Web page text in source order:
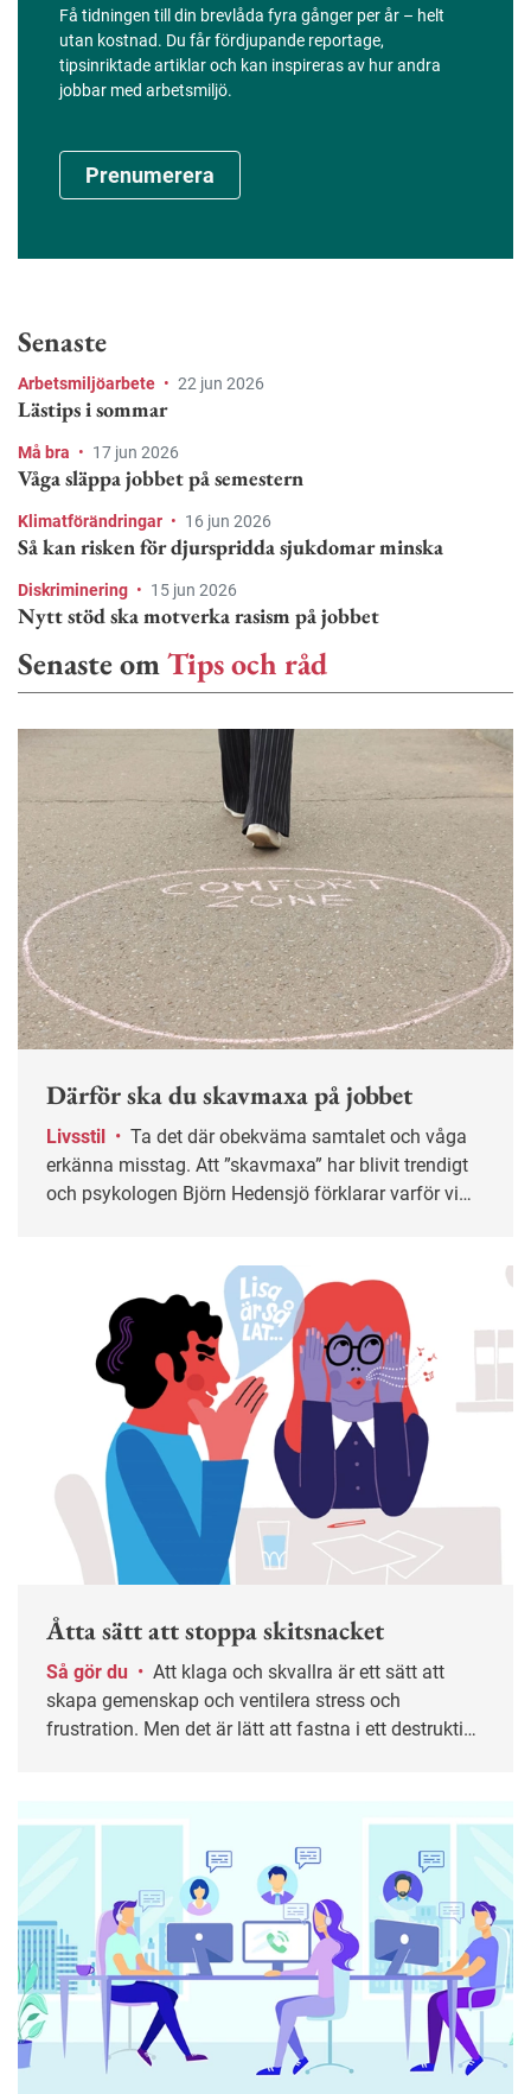
Få tidningen till din brevlåda fyra gånger per år – helt
utan kostnad. Du får fördjupande reportage,
tipsinriktade artiklar och kan inspireras av hur andra
jobbar med arbetsmiljö.
Prenumerera
Senaste
Arbetsmiljöarbete • 22 jun 2026
Lästips i sommar
Må bra • 17 jun 2026
Våga släppa jobbet på semestern
Klimatförändringar • 16 jun 2026
Så kan risken för djurspridda sjukdomar minska
Diskriminering • 15 jun 2026
Nytt stöd ska motverka rasism på jobbet
Senaste omTips och råd
Därför ska du skavmaxa på jobbet
Livsstil •
erkänna misstag. Att ”skavmaxa” har blivit trendigt
och psykologen Björn Hedensjö förklarar varför vi
Åtta sätt att stoppa skitsnacket
Så gör du •
skapa gemenskap och ventilera stress och
frustration. Men det är lätt att fastna i ett destruktivt